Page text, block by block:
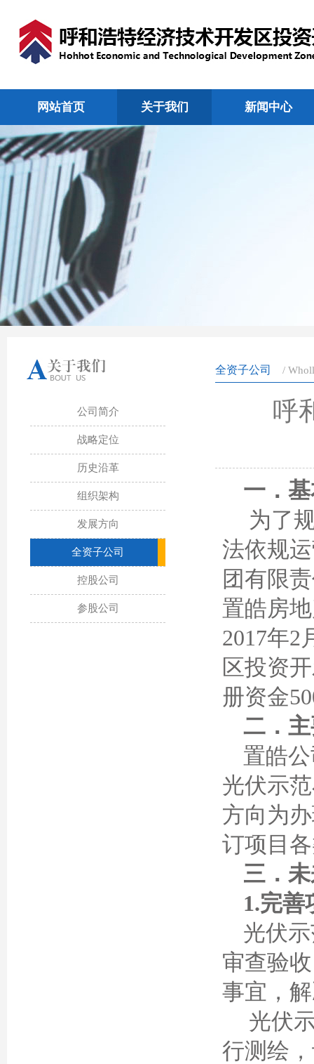
网站首页 关于我们 新闻中心
公司简介
战略定位
历史沿革
组织架构
发展方向
全资子公司
控股公司
参股公司
全资子公司 /
呼
一．
为了
法依规
团有限
置皓房
2017年2
区投资
册资金
二．
置皓
光伏示
方向为
订项目
三．
1.完善
光伏
审查验
事宜，
光伏
行测绘